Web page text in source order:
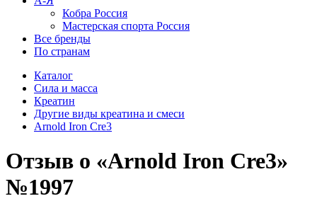
Кобра Россия
Мастерская спорта Россия
Все бренды
По странам
Каталог
Сила и масса
Креатин
Другие виды креатина и смеси
Arnold Iron Cre3
Отзыв о «Arnold Iron Cre3»
№1997